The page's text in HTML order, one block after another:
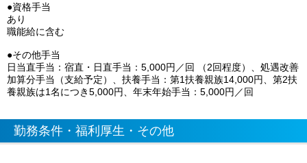
●資格手当
あり
職能給に含む
●その他手当
日当直手当：宿直・日直手当：5,000円／回 （2回程度）、処遇改善
加算分手当（支給予定）、扶養手当：第1扶養親族14,000円、第2扶
養親族は1名につき5,000円、年末年始手当：5,000円／回
勤務条件・福利厚生・その他